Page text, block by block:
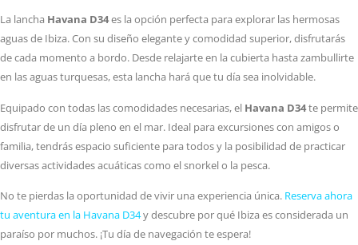
La lancha Havana D34es la opción perfecta para explorar las hermosas
aguas de Ibiza. Con su diseño elegante y comodidad superior, disfrutarás
de cada momento a bordo. Desde relajarte en la cubierta hasta zambullirte
en las aguas turquesas, esta lancha hará que tu día sea inolvidable.
Equipado con todas las comodidades necesarias, el Havana D34te permite
disfrutar de un día pleno en el mar. Ideal para excursiones con amigos o
familia, tendrás espacio suficiente para todos y la posibilidad de practicar
diversas actividades acuáticas como el snorkel o la pesca.
No te pierdas la oportunidad de vivir una experiencia única. Reserva ahora
tu aventura en la Havana D34y descubre por qué Ibiza es considerada un
paraíso por muchos. ¡Tu día de navegación te espera!